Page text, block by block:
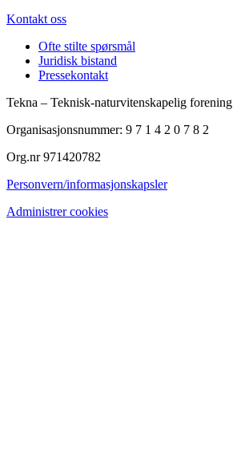
Kontakt oss
Ofte stilte spørsmål
Juridisk bistand
Pressekontakt
Tekna – Teknisk-naturvitenskapelig forening
Organisasjonsnummer: 9 7 1 4 2 0 7 8 2
Org.nr 971420782
Personvern/informasjonskapsler
Administrer cookies